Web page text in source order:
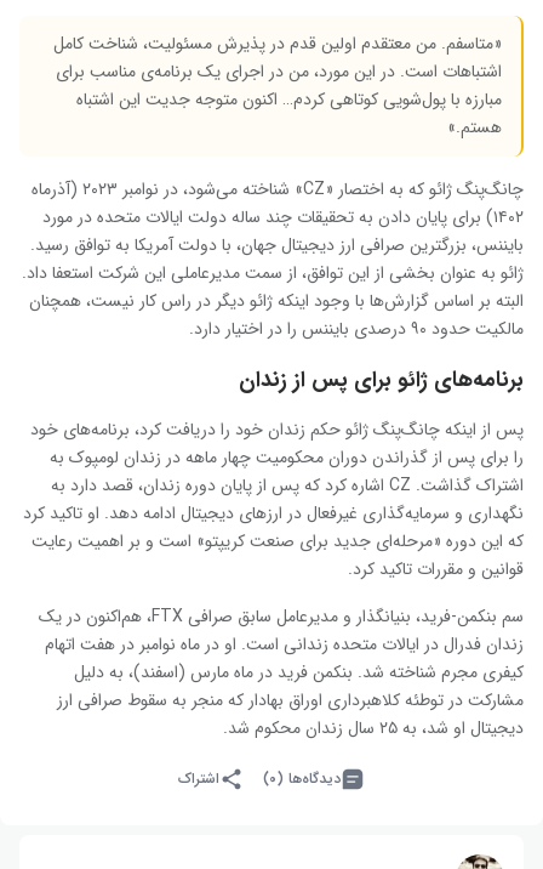
«متاسفم. من معتقدم اولین قدم در پذیرش مسئولیت، شناخت کامل
اشتباهات است. در این مورد، من در اجرای یک برنامه‌ی مناسب برای
مبارزه با پول‌شویی کوتاهی کردم… اکنون متوجه جدیت این اشتباه
هستم.»
چانگ‌پنگ ژائو که به اختصار «CZ» شناخته می‌شود، در نوامبر ۲۰۲۳ (آذرماه
۱۴۰۲) برای پایان دادن به تحقیقات چند ساله دولت ایالات متحده در مورد
بایننس، بزرگترین صرافی ارز دیجیتال جهان، با دولت آمریکا به توافق رسید.
ژائو به عنوان بخشی از این توافق، از سمت مدیرعاملی این شرکت استعفا داد.
البته بر اساس گزارش‌ها با وجود اینکه ژائو دیگر در راس کار نیست، همچنان
مالکیت حدود ۹۰ درصدی بایننس را در اختیار دارد.
برنامه‌های ژائو برای پس از زندان
پس از اینکه چانگ‌پنگ ژائو حکم زندان خود را دریافت کرد، برنامه‌های خود
را برای پس از گذراندن دوران محکومیت چهار ماهه در زندان لومپوک به
اشتراک گذاشت. CZ اشاره کرد که پس از پایان دوره زندان، قصد دارد به
نگهداری و سرمایه‌گذاری غیرفعال در ارزهای دیجیتال ادامه دهد. او تاکید کرد
که این دوره «مرحله‌ای جدید برای صنعت کریپتو» است و بر اهمیت رعایت
قوانین و مقررات تاکید کرد.
سم بنکمن-فرید، بنیانگذار و مدیرعامل سابق صرافی FTX، هم‌اکنون در یک
زندان فدرال در ایالات متحده زندانی است. او در ماه نوامبر در هفت اتهام
کیفری مجرم شناخته شد. بنکمن فرید در ماه مارس (اسفند)، به دلیل
مشارکت در توطئه کلاهبرداری اوراق بهادار که منجر به سقوط صرافی ارز
دیجیتال او شد، به ۲۵ سال زندان محکوم شد.
دیدگاه‌ها (۰) اشتراک